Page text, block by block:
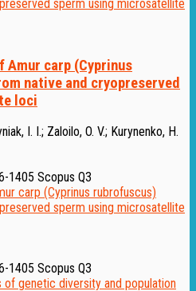
Amur carp (Cyprinus
native and cryopreserved
loci
I. I.; Zaloilo, O. V.; Kurynenko, H.
1405 Scopus Q3
1405 Scopus Q3